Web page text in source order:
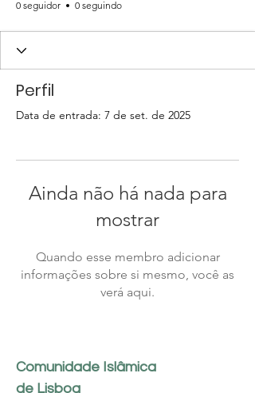
0 seguidor 0 seguindo
Perfil
Data de entrada: 7 de set. de 2025
Ainda não há nada para
mostrar
Quando esse membro adicionar
informações sobre si mesmo, você as
verá aqui.
Comunidade Islâmica
de Lisboa